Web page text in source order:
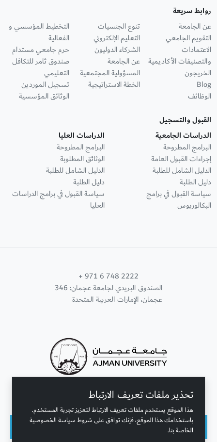
تحذير ملفات تعريف الارتباط
هذا الموقع يستخدم ملفات تعريف الارتباط لتعزيز تجربة المستخدم.
باستخدامك هذا الموقع، فإنك توافق على شروط سياسة الخصوصية
الخاصة بنا.
روابط سريعة
عن الجامعة
التقويم الجامعي
الاعتمادات
والتصنيفات الأكاديمية
الخريجون
Blog
الوظائف
تنوع الجنسيات
التعليم الإلكتروني
الشركاء الدوليون
عن الجامعة
المسؤولية المجتمعية
الخطة الاستراتيجية
التخطيط المؤسسي و
الفعالية
حرم جامعي مستدام
صندوق ثامر للتكافل
التعليمي
تسجيل الموردين
الوثائق المؤسسية
القبول والتسجيل
الدراسات الجامعية
البرامج المطروحة
إجراءات القبول العامة
الدليل الشامل للطلبة
دليل الطلبة
سياسة القبول في برامج
البكالوريوس
الدراسات العليا
البرامج المطروحة
الوثائق المطلوبة
الدليل الشامل للطلبة
دليل الطلبة
سياسة القبول في برامج الدراسات
العليا
+ 971 6 748 2222
الصندوق البريدي لجامعة عجمان: 346
عجمان، الإمارات العربية المتحدة
تواصل معنا